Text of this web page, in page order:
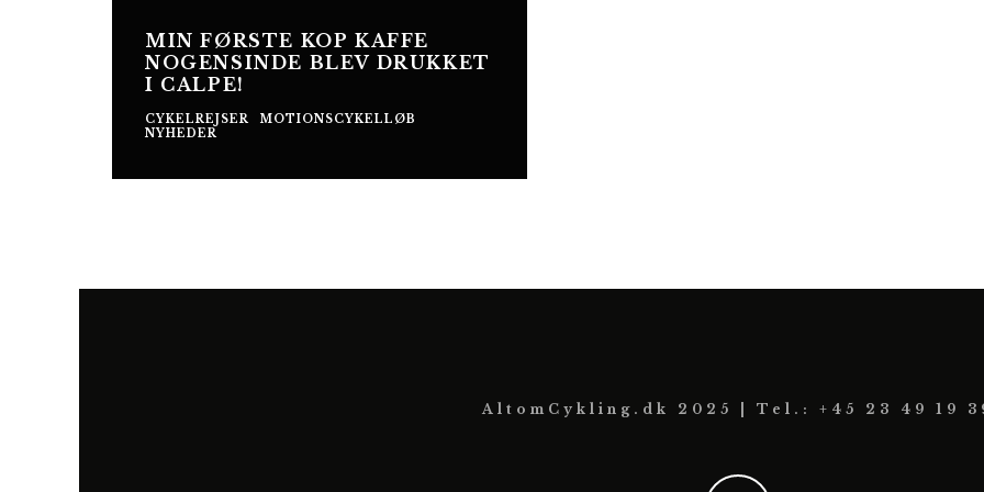
MIN FØRSTE KOP KAFFE
NOGENSINDE BLEV DRUKKET
I CALPE!
CYKELREJSER
MOTIONSCYKELLØB
NYHEDER
AltomCykling.dk 2025 | Tel.: +45 23 49 19